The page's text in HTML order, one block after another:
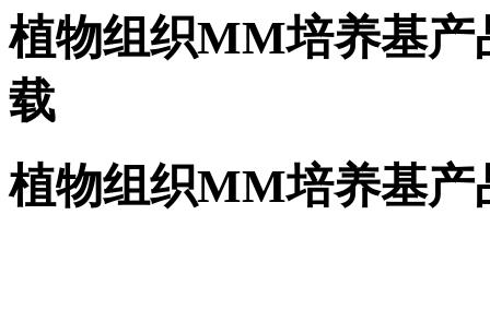
植物组织MM培养基
载
植物组织MM培养基产